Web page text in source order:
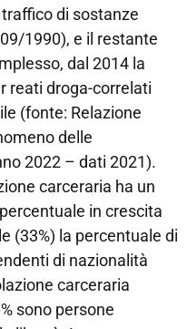
di sostanze
1990), e il restante
dal 2014 la
reati droga-correlati
(fonte: Relazione
delle
2022 – dati 2021).
carceraria ha un
in crescita
(33%) la percentuale di
di nazionalità
carceraria
sono persone